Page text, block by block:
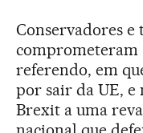
Conservadores e
comprometeram
referendo, em
por sair da UE, e
Brexit a uma